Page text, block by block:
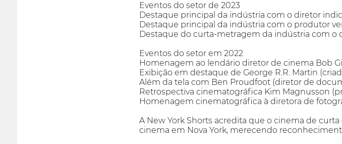
Eventos do setor de 2023
Destaque principal da indústria com o diretor
Destaque principal da indústria com o produtor
Destaque do curta-metragem da indústria com o
Eventos do setor em 2022
Homenagem ao lendário diretor de cinema Bob
Exibição em destaque de George R.R. Martin
Além da tela com Ben Proudfoot (diretor de
Retrospectiva cinematográfica Kim Magnusson
Homenagem cinematográfica à diretora de
A New York Shorts acredita que o cinema de
cinema em Nova York, merecendo